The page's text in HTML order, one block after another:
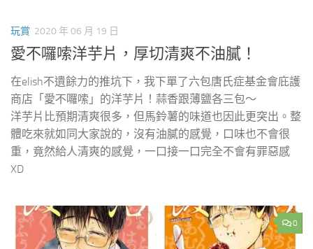
玩賞 2020 年 06 月 19 日
愛不囉嗦洋芋片，厚切清爽不油膩！
在elish不遺餘力的推坑下，我下單了六包唐氏症基金會庇護
商店「愛不囉嗦」的洋芋片！蒜香跟薄鹽各三包～
洋芋片比預期清爽很多，但馬鈴薯的味道也因此更突出。整
體吃來就如同大家說的，沒有油膩的感覺，口味也不會很
重，竟然給人清爽的感覺，一口接一口完全不會有罪惡感
XD
0